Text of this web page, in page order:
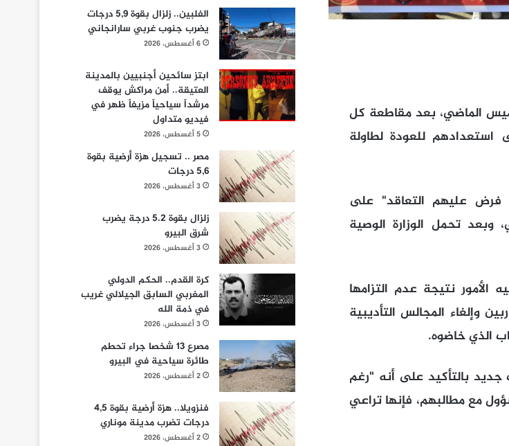
الماضي، بعد مقاطعة كل
استعدادهم للعودة لطاولة
فرض عليهم التعاقد" على
وبعد تحمل الوزارة الوصية
الأمور نتيجة عدم التزامها
وإلغاء المجالس التأديبية
الذي خاضوه.
بالتأكيد على أنه "رغم
مع مطالبهم، فإنها تراعي
الفلبين.. زلزال بقوة 5,9 درجات
يضرب جنوب غربي سارانجاني
6 أغسطس، 2026
ابتز سائحين أجنبيين بالمدينة
العتيقة.. أمن مراكش يوقف
مرشداً سياحياً مزيفاً ظهر في
فيديو متداول
5 أغسطس، 2026
مصر .. تسجيل هزة أرضية بقوة
5,6 درجات
3 أغسطس، 2026
زلزال بقوة 5.2 درجة يضرب
شرق البيرو
3 أغسطس، 2026
كرة القدم.. الحكم الدولي
المغربي السابق الجيلالي غريب
في ذمة الله
3 أغسطس، 2026
مصرع 13 شخصا جراء تحطم
طائرة سياحية في البيرو
2 أغسطس، 2026
فنزويلا.. هزة أرضية بقوة 4,5
درجات تضرب مدينة موناري
2 أغسطس، 2026